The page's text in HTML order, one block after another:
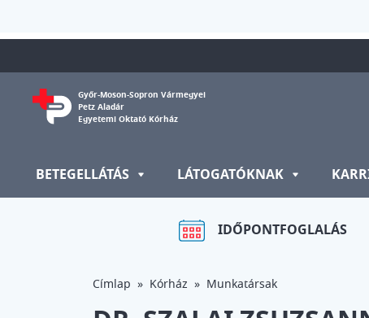
Győr-Moson-Sopron Vármegyei
Petz Aladár
Egyetemi Oktató Kórház
BETEGELLÁTÁS LÁTOGATÓKNAK
IDŐPONTFOGLALÁS
Címlap Kórház Munkatársak